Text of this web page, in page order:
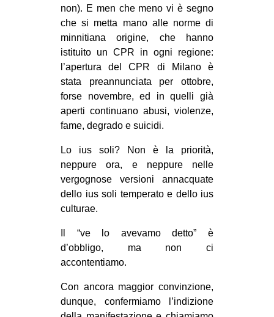
non). E men che meno vi è segno
che si metta mano alle norme di
minnitiana origine, che hanno
istituito un CPR in ogni regione:
l’apertura del CPR di Milano è
stata preannunciata per ottobre,
forse novembre, ed in quelli già
aperti continuano abusi, violenze,
fame, degrado e suicidi.
Lo ius soli? Non è la priorità,
neppure ora, e neppure nelle
vergognose versioni annacquate
dello ius soli temperato e dello ius
culturae.
Il “ve lo avevamo detto” è
d’obbligo, ma non ci
accontentiamo.
Con ancora maggior convinzione,
dunque, confermiamo l’indizione